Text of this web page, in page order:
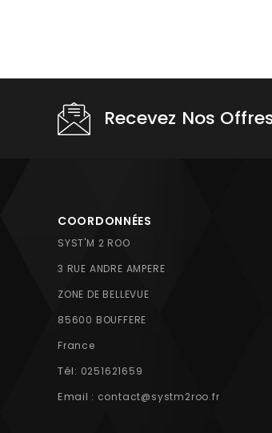
Recevez Nos
COORDONNÉES
SYST'M 2 ROO
3 RUE ANDRE AMPERE
ZONE DE BELLEVUE
85600 BOUFFERE
France
Tél: 0251621659
Email : contact@systm2roo.fr